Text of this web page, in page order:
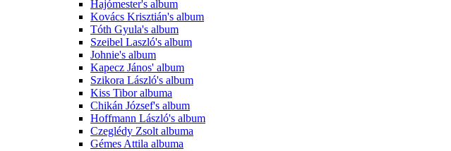
Hajómester's album
Kovács Krisztián's album
Tóth Gyula's album
Szeibel Laszló's album
Johnie's album
Kapecz János' album
Szikora László's album
Kiss Tibor albuma
Chikán József's album
Hoffmann László's album
Czeglédy Zsolt albuma
Gémes Attila albuma